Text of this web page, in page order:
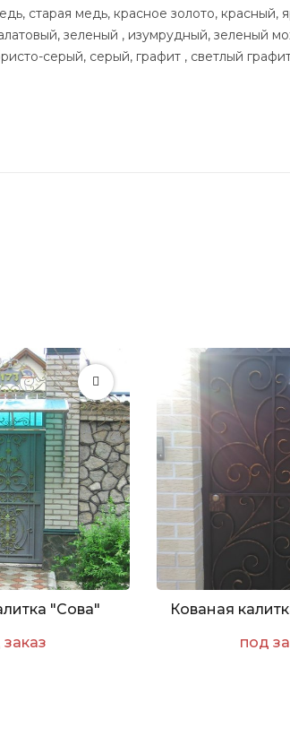
старая медь, красное золото,
зеленый , изумрудный, зеленый
серый, серый, графит , светлый
"Сова"
под